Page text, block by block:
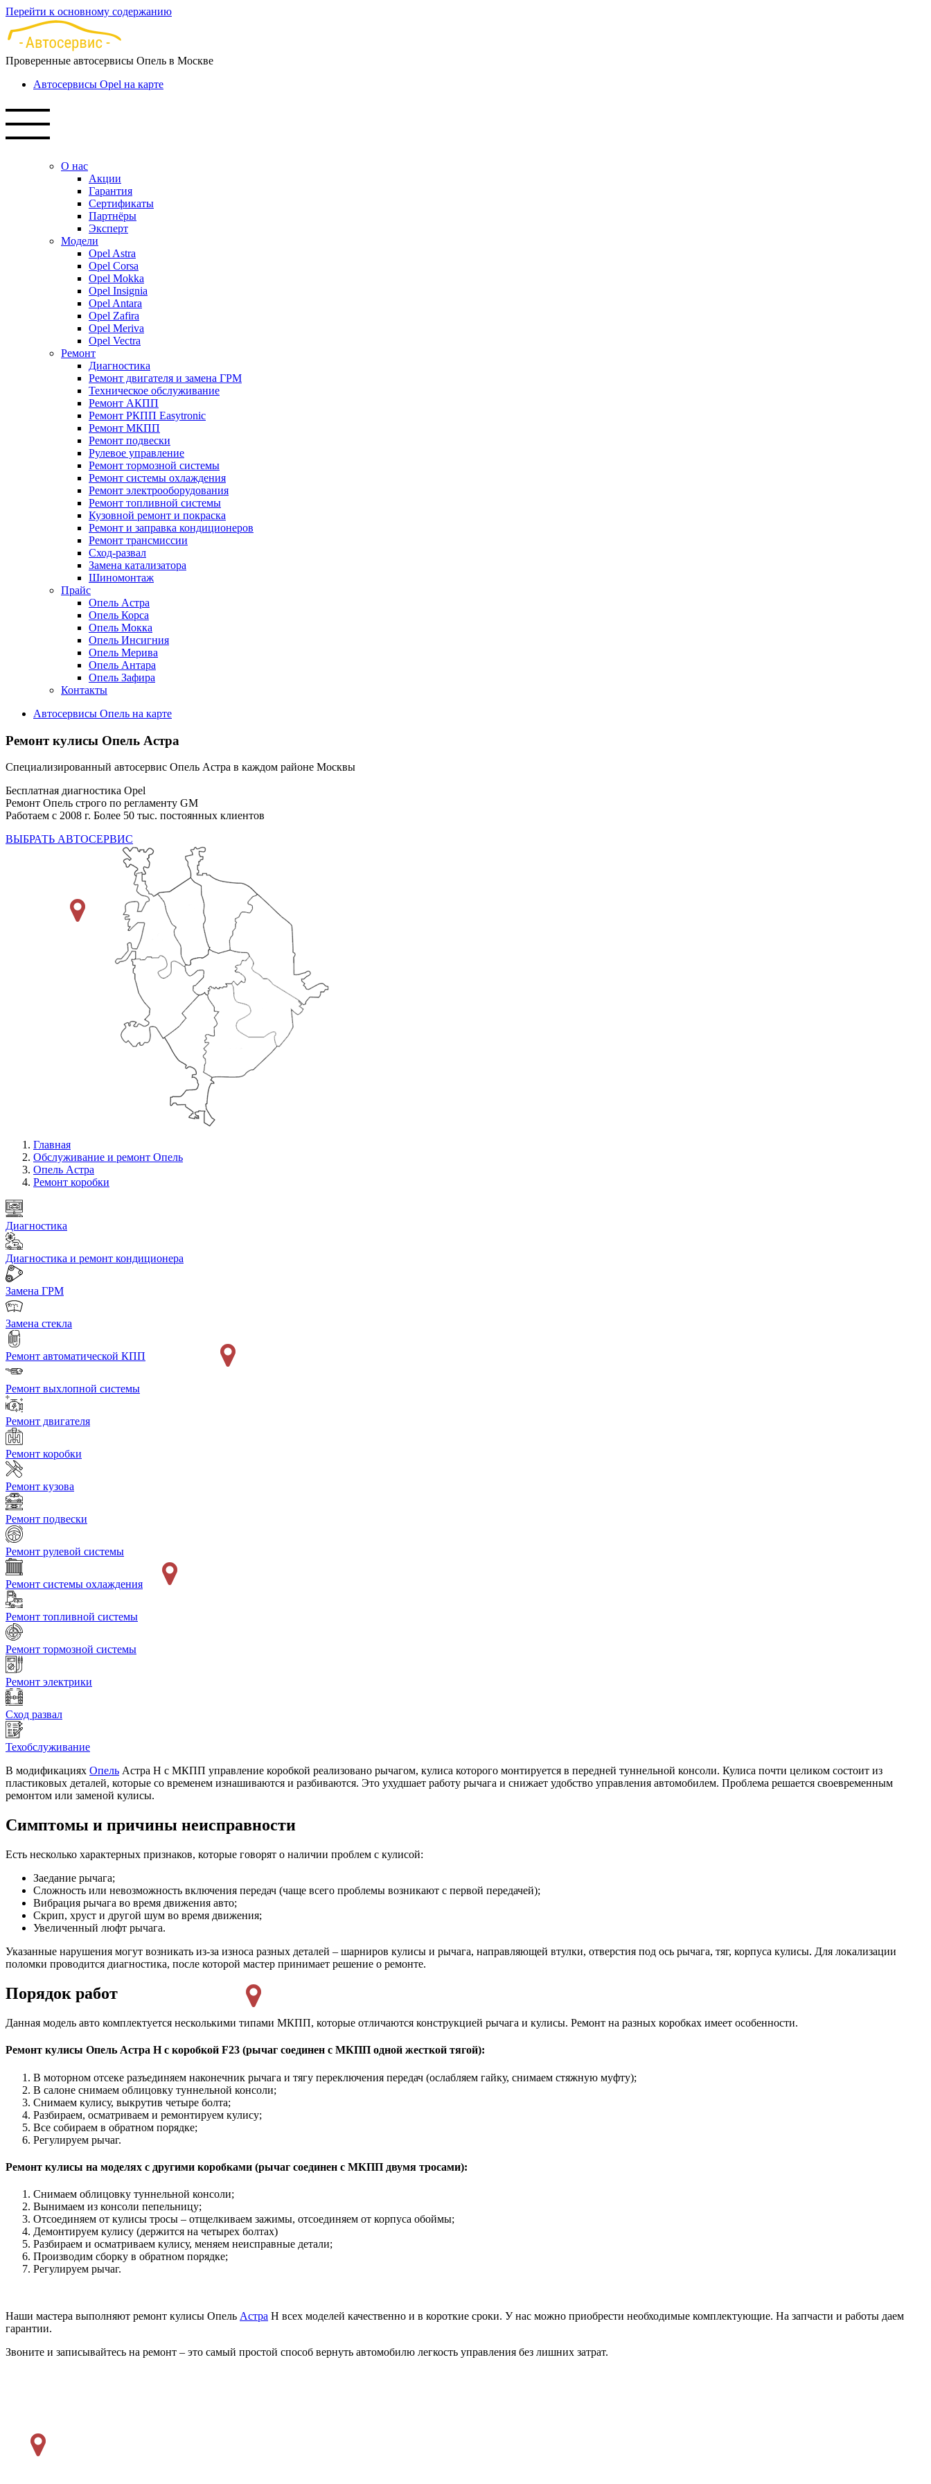
Перейти к основному содержанию
Проверенные автосервисы Опель в Москве
Автосервисы Opel на карте
О нас
Акции
Гарантия
Сертификаты
Партнёры
Эксперт
Модели
Opel Astra
Opel Corsa
Opel Mokka
Opel Insignia
Opel Antara
Opel Zafira
Opel Meriva
Opel Vectra
Ремонт
Диагностика
Ремонт двигателя и замена ГРМ
Техническое обслуживание
Ремонт АКПП
Ремонт РКПП Easytronic
Ремонт МКПП
Ремонт подвески
Рулевое управление
Ремонт тормозной системы
Ремонт системы охлаждения
Ремонт электрооборудования
Ремонт топливной системы
Кузовной ремонт и покраска
Ремонт и заправка кондиционеров
Ремонт трансмиссии
Сход-развал
Замена катализатора
Шиномонтаж
Прайс
Опель Астра
Опель Корса
Опель Мокка
Опель Инсигния
Опель Мерива
Опель Антара
Опель Зафира
Контакты
Автосервисы Опель на карте
Ремонт кулисы Опель Астра
Специализированный автосервис Опель Астра в каждом районе Москвы
Бесплатная диагностика Opel
Ремонт Опель строго по регламенту GM
Работаем с 2008 г. Более 50 тыс. постоянных клиентов
ВЫБРАТЬ АВТОСЕРВИС
Главная
Обслуживание и ремонт Опель
Опель Астра
Ремонт коробки
Диагностика
Диагностика и ремонт кондиционера
Замена ГРМ
Замена стекла
Ремонт автоматической КПП
Ремонт выхлопной системы
Ремонт двигателя
Ремонт коробки
Ремонт кузова
Ремонт подвески
Ремонт рулевой системы
Ремонт системы охлаждения
Ремонт топливной системы
Ремонт тормозной системы
Ремонт электрики
Сход развал
Техобслуживание
В модификациях Опель Астра H с МКПП управление коробкой реализовано рычагом, кулиса которого монтируется в передней туннельной консоли. Кулиса почти целиком состоит из
пластиковых деталей, которые со временем изнашиваются и разбиваются. Это ухудшает работу рычага и снижает удобство управления автомобилем. Проблема решается своевременным
ремонтом или заменой кулисы.
Симптомы и причины неисправности
Есть несколько характерных признаков, которые говорят о наличии проблем с кулисой:
Заедание рычага;
Сложность или невозможность включения передач (чаще всего проблемы возникают с первой передачей);
Вибрация рычага во время движения авто;
Скрип, хруст и другой шум во время движения;
Увеличенный люфт рычага.
Указанные нарушения могут возникать из-за износа разных деталей – шарниров кулисы и рычага, направляющей втулки, отверстия под ось рычага, тяг, корпуса кулисы. Для локализации
поломки проводится диагностика, после которой мастер принимает решение о ремонте.
Порядок работ
Данная модель авто комплектуется несколькими типами МКПП, которые отличаются конструкцией рычага и кулисы. Ремонт на разных коробках имеет особенности.
Ремонт кулисы Опель Астра Н с коробкой F23 (рычаг соединен с МКПП одной жесткой тягой):
В моторном отсеке разъединяем наконечник рычага и тягу переключения передач (ослабляем гайку, снимаем стяжную муфту);
В салоне снимаем облицовку туннельной консоли;
Снимаем кулису, выкрутив четыре болта;
Разбираем, осматриваем и ремонтируем кулису;
Все собираем в обратном порядке;
Регулируем рычаг.
Ремонт кулисы на моделях с другими коробками (рычаг соединен с МКПП двумя тросами):
Снимаем облицовку туннельной консоли;
Вынимаем из консоли пепельницу;
Отсоединяем от кулисы тросы – отщелкиваем зажимы, отсоединяем от корпуса обоймы;
Демонтируем кулису (держится на четырех болтах)
Разбираем и осматриваем кулису, меняем неисправные детали;
Производим сборку в обратном порядке;
Регулируем рычаг.
Наши мастера выполняют ремонт кулисы Опель Астра H всех моделей качественно и в короткие сроки. У нас можно приобрести необходимые комплектующие. На запчасти и работы даем
гарантии.
Звоните и записывайтесь на ремонт – это самый простой способ вернуть автомобилю легкость управления без лишних затрат.